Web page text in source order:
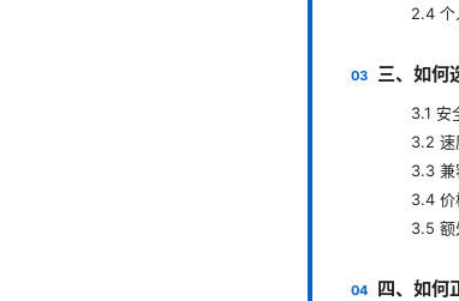
2.4 个
三、如何
3.1 安
3.2 速
3.3 兼
3.4 价
3.5 额
四、如何